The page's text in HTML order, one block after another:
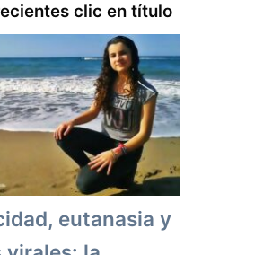
clic en título
eutanasia y